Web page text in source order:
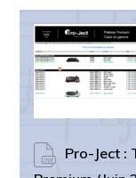
Pro-Ject :